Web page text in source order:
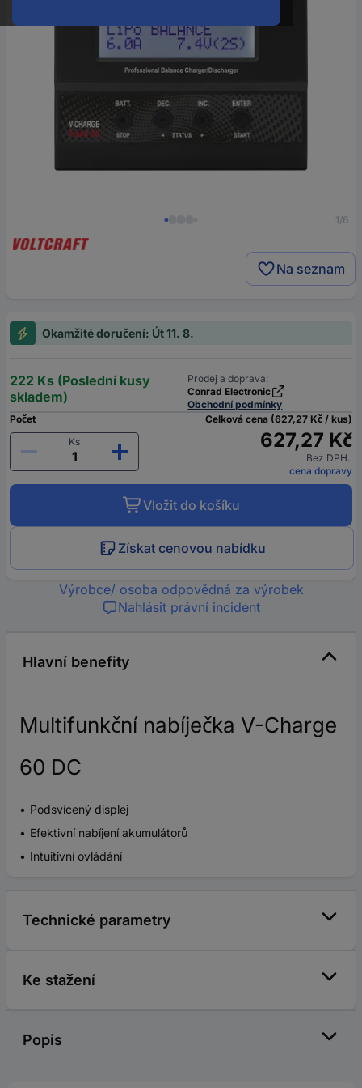
1/6
Na seznam
Okamžité doručení: Út 11. 8.
222 Ks (Poslední kusy
skladem)
Prodej a doprava:
Conrad Electronic
Obchodní podmínky
Počet
Ks
Celková cena (627,27 Kč / kus)
627,27 Kč
Bez DPH.
cena dopravy
Vložit do košíku
Získat cenovou nabídku
Výrobce/ osoba odpovědná za výrobek
Nahlásit právní incident
Hlavní benefity
Multifunkční nabíječka V-Charge
60 DC
Podsvícený displej
Efektivní nabíjení akumulátorů
Intuitivní ovládání
Technické parametry
Ke stažení
Popis